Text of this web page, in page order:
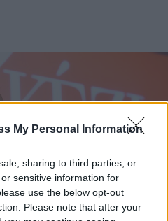
My Personal Information
sharing to third parties, or
sensitive information for
use the below opt-out
Please note that after your